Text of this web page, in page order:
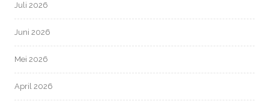
Juli 2026
Juni 2026
Mei 2026
April 2026